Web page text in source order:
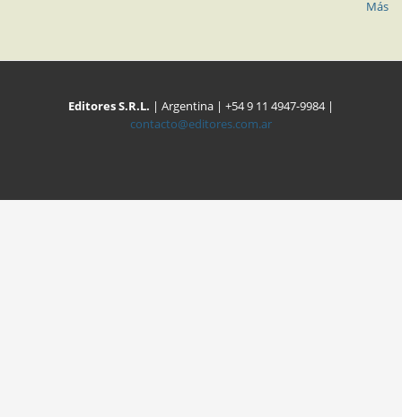
Más
Editores S.R.L. | Argentina | +54 9 11 4947-9984 |
contacto@editores.com.ar